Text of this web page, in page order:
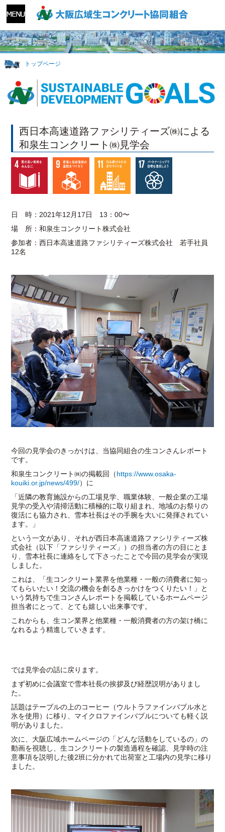
トップページ
西日本高速道路ファシリティーズ㈱による
和泉生コンクリート㈱見学会
日 時：2021年12月17日 13：00〜
場 所：和泉生コンクリート株式会社
参加者：西日本高速道路ファシリティーズ株式会社 若手社員
12名
今回の見学会のきっかけは、当協同組合の生コンさんレポート
です。
和泉生コンクリート㈱の掲載回（https://www.osaka-
kouiki.or.jp/news/499/）に
「近隣の教育施設からの工場見学、職業体験、一般企業の工場
見学の受入や清掃活動に積極的に取り組まれ、地域のお祭りの
復活にも協力され、雪本社長はその手腕を大いに発揮されてい
ます。」
という一文があり、それが西日本高速道路ファシリティーズ株
式会社（以下「ファシリティーズ」）の担当者の方の目にとま
り、雪本社長に連絡をして下さったことで今回の見学会が実現
しました。
これは、「生コンクリート業界を他業種・一般の消費者に知っ
てもらいたい！交流の機会を創るきっかけをつくりたい！」と
いう気持ちで生コンさんレポートを掲載しているホームページ
担当者にとって、とても嬉しい出来事です。
これからも、生コン業界と他業種・一般消費者の方の架け橋に
なれるよう精進していきます。
では見学会の話に戻ります。
まず初めに会議室で雪本社長の挨拶及び経歴説明がありまし
た。
話題はテーブルの上のコーヒー（ウルトラファインバブル水と
氷を使用）に移り、マイクロファインバブルについても軽く説
明がありました。
次に、大阪広域ホームページの「どんな活動をしているの」の
動画を視聴し、生コンクリートの製造過程を確認、見学時の注
意事項を説明した後2班に分かれて出荷室と工場内の見学に移り
ました。